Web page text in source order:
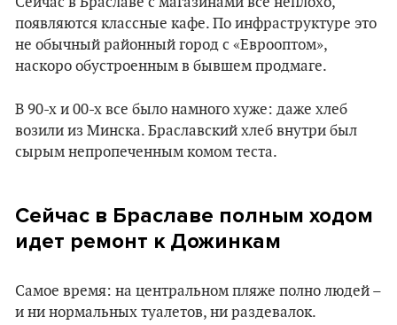
появляются классные кафе. По инфраструктуре это
не обычный районный город с «Еврооптом»,
наскоро обустроенным в бывшем продмаге.
В 90-х и 00-х все было намного хуже: даже хлеб
возили из Минска. Браславский хлеб внутри был
сырым непропеченным комом теста.
Сейчас в Браславе полным ходом
идет ремонт к Дожинкам
Самое время: на центральном пляже полно людей –
и ни нормальных туалетов, ни раздевалок.